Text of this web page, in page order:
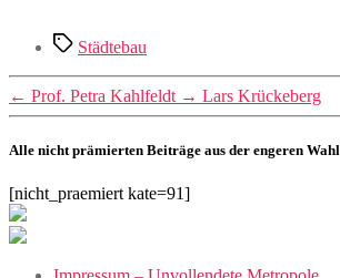
Schlagwörter
Städtebau
← Prof. Petra Kahlfeldt → Lars Krückeberg
Alle nicht prämierten Beiträge aus der engeren Wahl
[nicht_praemiert kate=91]